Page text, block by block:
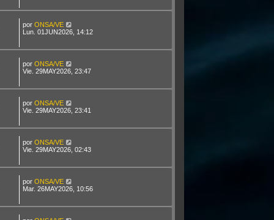
por ONSA/VE
Lun. 01JUN2026, 14:12
por ONSA/VE
Vie. 29MAY2026, 23:47
por ONSA/VE
Vie. 29MAY2026, 23:41
por ONSA/VE
Vie. 29MAY2026, 02:43
por ONSA/VE
Mar. 26MAY2026, 10:56